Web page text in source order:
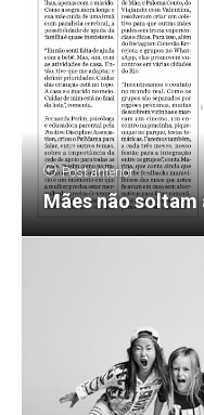
Post anterior
Mães não soltam